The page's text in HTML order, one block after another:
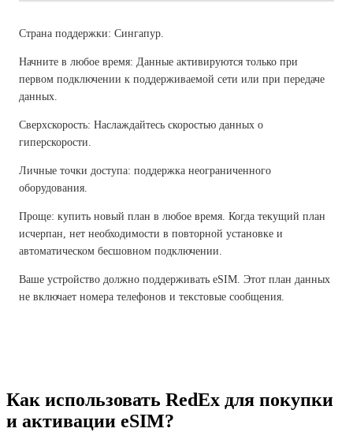
Страна поддержки: Сингапур.
Начните в любое время: Данные активируются только при
первом подключении к поддерживаемой сети или при передаче
данных.
Сверхскорость: Наслаждайтесь скоростью данных о
гиперскорости.
Личные точки доступа: поддержка неограниченного
оборудования.
Проще: купить новый план в любое время. Когда текущий план
исчерпан, нет необходимости в повторной установке и
автоматическом бесшовном подключении.
Ваше устройство должно поддерживать eSIM. Этот план данных
не включает номера телефонов и текстовые сообщения.
Как использовать RedEx для покупки
и активации eSIM?